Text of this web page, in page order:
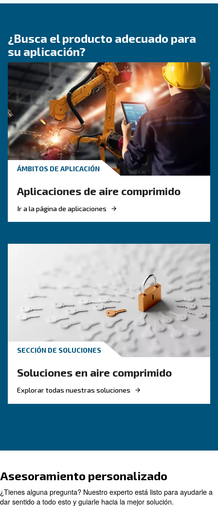
CONOZCA EL AIRE COMPRIMIDO
Calidad del aire
que necesita saber
Explicación de la calidad del aire comprimido:
ISO, métodos de prueba y por qué la gestión
condensado de los compresores de aire es
obtener sistemas limpios y fiables.
CONOZCA EL AIRE COMPRIMIDO
Tuberías de aire
la guía completa y práctica
Guía completa de tuberías de aire comprimido:
materiales, dimensionamiento, disposición y